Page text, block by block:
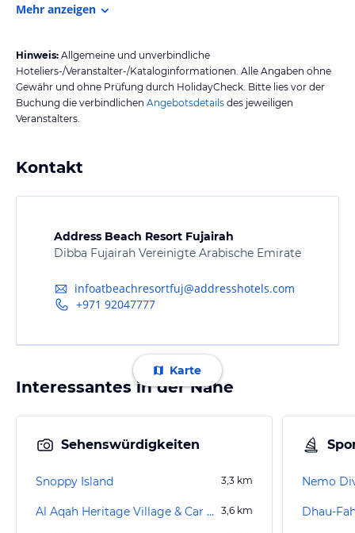
Mehr anzeigen
Hinweis: Allgemeine und unverbindliche
Hoteliers-/Veranstalter-/Kataloginformationen. Alle Angaben ohne
Gewähr und ohne Prüfung durch HolidayCheck. Bitte lies vor der
Buchung die verbindlichen Angebotsdetails des jeweiligen
Veranstalters.
Kontakt
Address Beach Resort Fujairah
Dibba Fujairah Vereinigte Arabische Emirate
infoatbeachresortfuj@addresshotels.com
+971 92047777
Karte
Interessantes in der Nähe
Sehenswürdigkeiten
Snoppy Island 3,3 km
Al Aqah Heritage Village & Car Museum 3,6 km
Nemo
Dhau-